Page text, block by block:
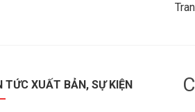
TỨC XUẤT BẢN, SỰ KIỆN